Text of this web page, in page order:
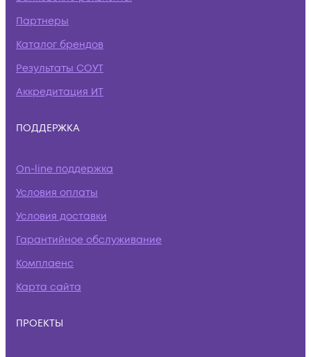
Партнеры
Каталог брендов
Результаты СОУТ
Аккредитация ИТ
ПОДДЕРЖКА
On-line поддержка
Условия оплаты
Условия доставки
Гарантийное обслуживание
Комплаенс
Карта сайта
ПРОЕКТЫ